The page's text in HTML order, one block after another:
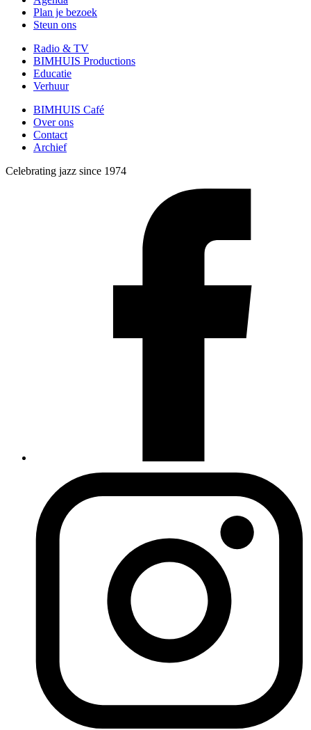
Plan je bezoek
Steun ons
Radio & TV
BIMHUIS Productions
Educatie
Verhuur
BIMHUIS Café
Over ons
Contact
Archief
Celebrating jazz since 1974